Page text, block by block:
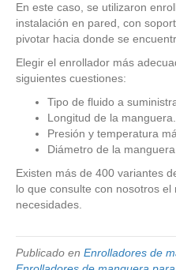
En este caso, se utilizaron
instalación en pared, con
pivotar hacia donde se
Elegir el enrollador más
siguientes cuestiones:
Tipo de fluido a
Longitud de la manguera.
Presión y temperatura
Diámetro de la manguera
Existen más de 400 variantes
lo que consulte con nosotros
necesidades.
Publicado en Enrolladores de